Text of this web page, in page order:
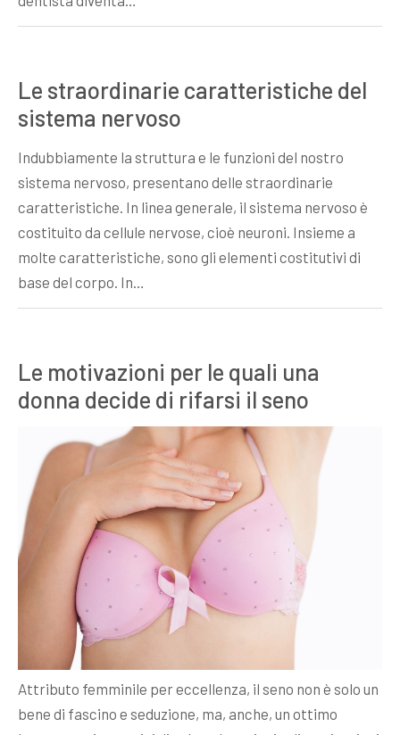
Le straordinarie caratteristiche del
sistema nervoso
Indubbiamente la struttura e le funzioni del nostro
sistema nervoso, presentano delle straordinarie
caratteristiche. In linea generale, il sistema nervoso è
costituito da cellule nervose, cioè neuroni. Insieme a
molte caratteristiche, sono gli elementi costitutivi di
base del corpo. In…
Le motivazioni per le quali una
donna decide di rifarsi il seno
Attributo femminile per eccellenza, il seno non è solo un
bene di fascino e seduzione, ma, anche, un ottimo